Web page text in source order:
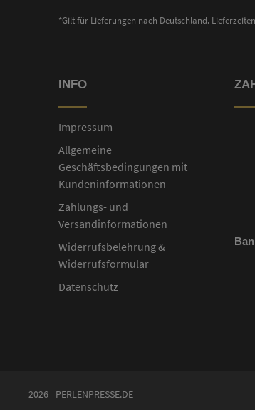
*Gilt für Lieferungen nach Deutschland.
INFO
Impressum
Allgemeine
Geschäftsbedingungen mit
Kundeninformationen
Zahlungs- und
Versandinformationen
Widerrufsbelehrung &
Widerrufsformular
Datenschutz
2026 - PERLENPRESSE.DE